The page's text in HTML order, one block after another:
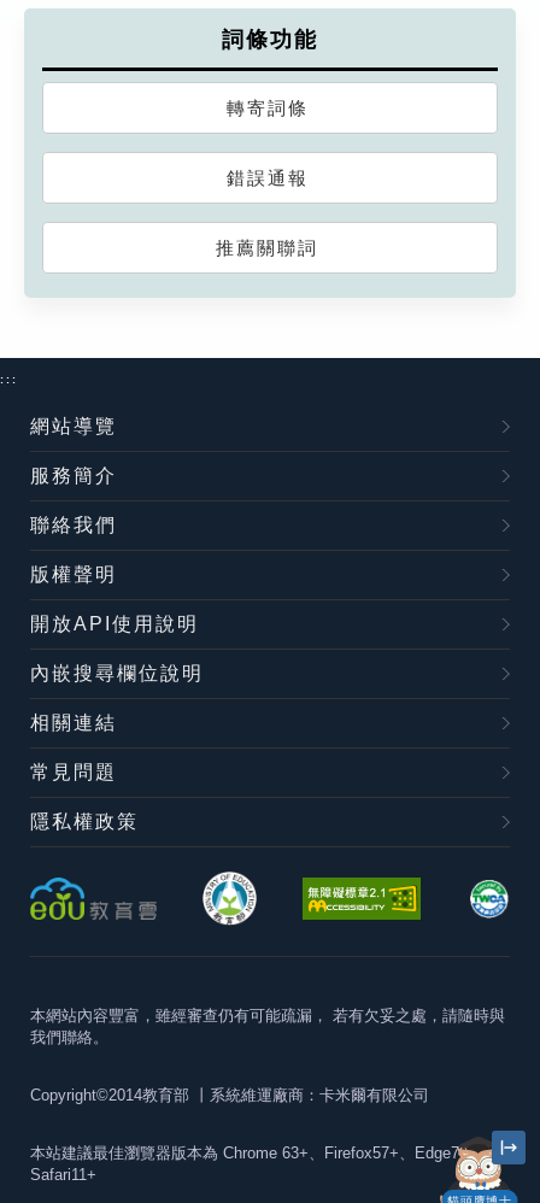
詞條功能
轉寄詞條
錯誤通報
推薦關聯詞
:::
網站導覽
服務簡介
聯絡我們
版權聲明
開放API使用說明
內嵌搜尋欄位說明
相關連結
常見問題
隱私權政策
本網站內容豐富，雖經審查仍有可能疏漏， 若有欠妥之處，請隨時與
我們聯絡。
Copyright©2014教育部 丨系統維運廠商：卡米爾有限公司
本站建議最佳瀏覽器版本為 Chrome 63+、Firefox57+、Edge79+及
Safari11+